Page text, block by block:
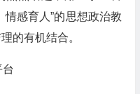
情感育人”的思想政治教
的有机结合。